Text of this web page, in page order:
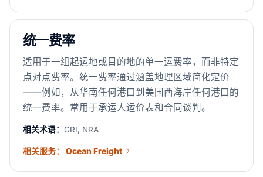
统一费率
适用于一组起运地或目的地的单一运费率，而非特定
点对点费率。统一费率通过涵盖地理区域简化定价
——例如，从华南任何港口到美国西海岸任何港口的
统一费率。常用于承运人运价表和合同谈判。
相关术语： GRI, NRA
相关服务： Ocean Freight